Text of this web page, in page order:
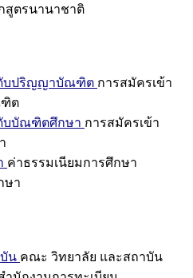
สูตรนานาชาติ
ดับปริญญาบัณฑิต การสมัครเข้า
ต
บบัณฑิตศึกษา การสมัครเข้า
ค่าธรรมเนียมการศึกษา
ษา
น คณะ วิทยาลัย และสถาบัน